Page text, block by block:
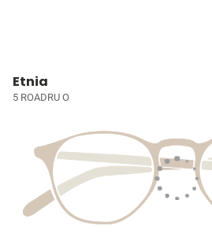
Etnia
5 ROADRU O